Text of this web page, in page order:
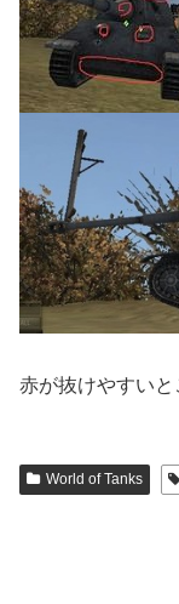
赤が抜けやすいと
World of Tanks